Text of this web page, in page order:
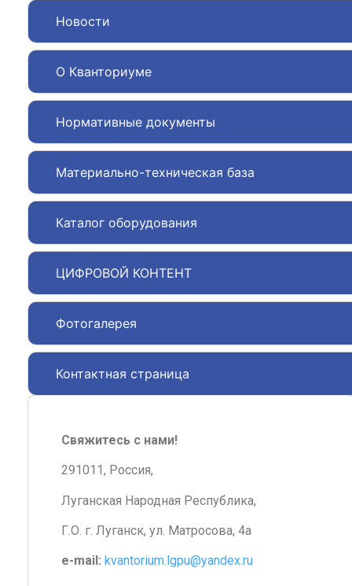
Новости
О Кванториуме
Нормативные документы
Материально-техническая база
Каталог оборудования
ЦИФРОВОЙ КОНТЕНТ
Фотогалерея
Контактная страница
Свяжитесь с нами!
291011, Россия,
Луганская Народная Республика,
Г.О. г. Луганск, ул. Матросова, 4а
e-mail: kvantorium.lgpu@yandex.ru